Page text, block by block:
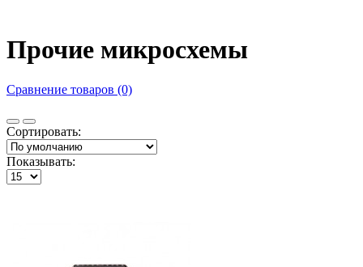
Прочие микросхемы
Сравнение товаров (0)
Сортировать:
Показывать: